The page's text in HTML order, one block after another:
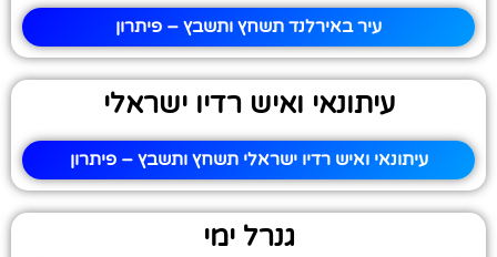
עיר באירלנד תשחץ ותשבץ – פיתרון
עיתונאי ואיש רדיו ישראלי
עיתונאי ואיש רדיו ישראלי תשחץ ותשבץ – פיתרון
גנרל ימי